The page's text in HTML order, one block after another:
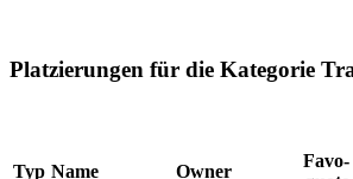
Platzierungen für die Kategorie
Typ Name Owner
Favo-